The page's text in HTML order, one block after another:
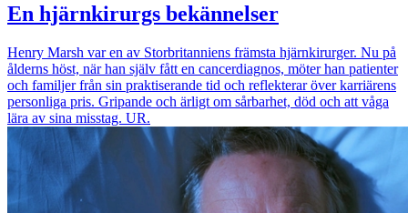
En hjärnkirurgs bekännelser
Henry Marsh var en av Storbritanniens främsta hjärnkirurger. Nu på
ålderns höst, när han själv fått en cancerdiagnos, möter han patienter
och familjer från sin praktiserande tid och reflekterar över karriärens
personliga pris. Gripande och ärligt om sårbarhet, död och att våga
lära av sina misstag. UR.